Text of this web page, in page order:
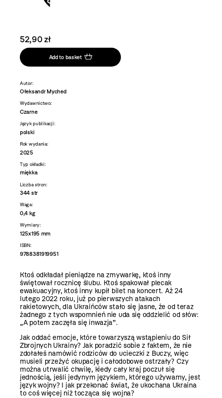
52,90 zł
Add to basket
Autor:
Ołeksandr Myched
Wydawnictwo:
Czarne
Język publikacji:
polski
Rok wydania:
2025
Typ okładki:
miękka
Liczba stron:
344 str
Waga:
0,4 kg
Wymiary:
125x195 mm
ISBN:
9788381919951
Ktoś odkładał pieniądze na zmywarkę, ktoś inny
świętował rocznicę ślubu. Ktoś spakował plecak
ewakuacyjny, ktoś inny kupił bilet na koncert. Aż 24
lutego 2022 roku, już po pierwszych atakach
rakietowych, dla Ukraińców stało się jasne, że od teraz
żadnego z tych wspomnień nie uda się oddzielić od słów:
„A potem zaczęła się inwazja”.
Jak oddać emocje, które towarzyszą wstąpieniu do Sił
Zbrojnych Ukrainy? Jak poradzić sobie z faktem, że nie
zdołałeś namówić rodziców do ucieczki z Buczy, więc
musieli przeżyć okupację i całodobowe ostrzały? Czy
można utrwalić chwilę, kiedy cały kraj poczuł się
jednością, jeśli jedynym językiem, którego używamy, jest
język wojny? I jak przekonać świat, że ukochana Ukraina
to coś więcej niż tocząca się wojna?